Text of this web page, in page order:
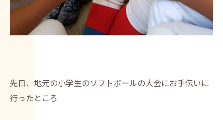
先日、地元の小学生のソフトボールの大会にお手伝いに
行ったところ